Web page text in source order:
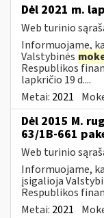
Dėl 2021 m.
Web turinio
Informuojame,
Valstybinės
Respublikos
lapkričio 19 d....
Metai: 2021
Dėl 2015 M.
63/1B-661
Web turinio
Informuojame,
įsigalioja
Respublikos
Metai: 2021